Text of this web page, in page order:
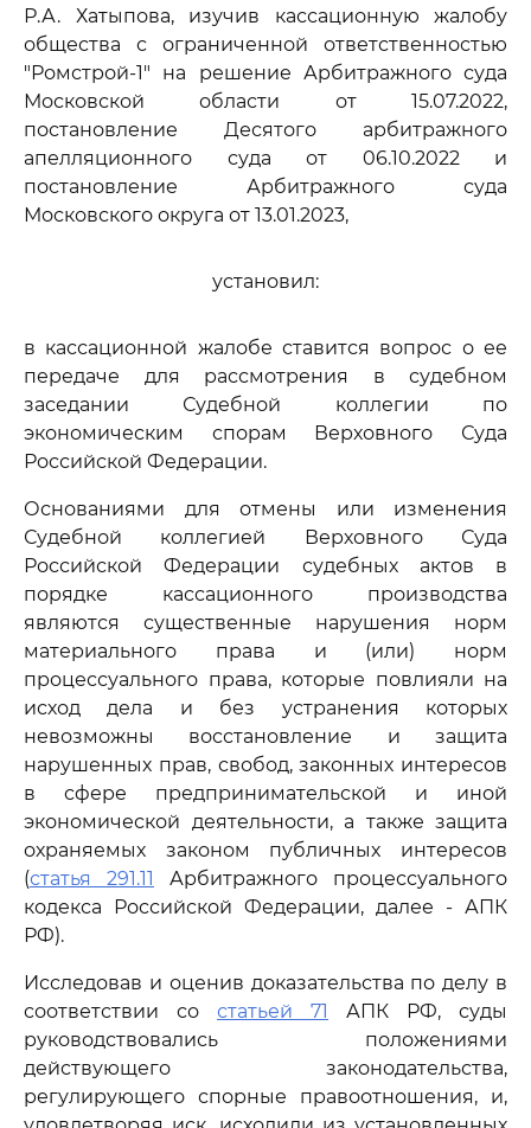
Р.А. Хатыпова, изучив кассационную жалобу
общества с ограниченной ответственностью
"Ромстрой-1" на решение Арбитражного суда
Московской области от 15.07.2022,
постановление Десятого арбитражного
апелляционного суда от 06.10.2022 и
постановление Арбитражного суда
Московского округа от 13.01.2023,
установил:
в кассационной жалобе ставится вопрос о ее
передаче для рассмотрения в судебном
заседании Судебной коллегии по
экономическим спорам Верховного Суда
Российской Федерации.
Основаниями для отмены или изменения
Судебной коллегией Верховного Суда
Российской Федерации судебных актов в
порядке кассационного производства
являются существенные нарушения норм
материального права и (или) норм
процессуального права, которые повлияли на
исход дела и без устранения которых
невозможны восстановление и защита
нарушенных прав, свобод, законных интересов
в сфере предпринимательской и иной
экономической деятельности, а также защита
охраняемых законом публичных интересов
(статья 291.11
Арбитражного процессуального
кодекса Российской Федерации, далее - АПК
РФ).
Исследовав и оценив доказательства по делу в
соответствии со статьей 71
АПК РФ, суды
руководствовались положениями
действующего законодательства,
регулирующего спорные правоотношения, и,